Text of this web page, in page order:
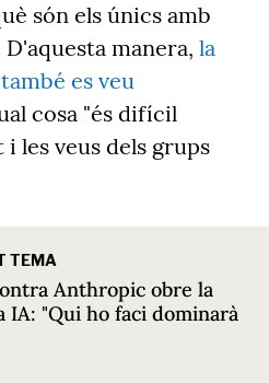
són els únics amb
manera, la
es veu
cosa "és difícil
les veus dels grups
TEMA
Anthropic obre la
"Qui ho faci dominarà